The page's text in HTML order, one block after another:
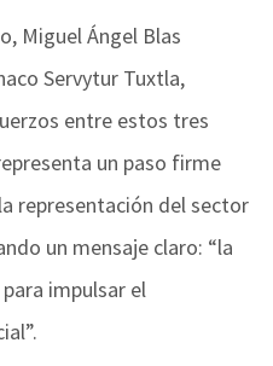
Miguel Ángel Blas
Servytur Tuxtla,
entre estos tres
un paso firme
representación del sector
un mensaje claro: “la
impulsar el